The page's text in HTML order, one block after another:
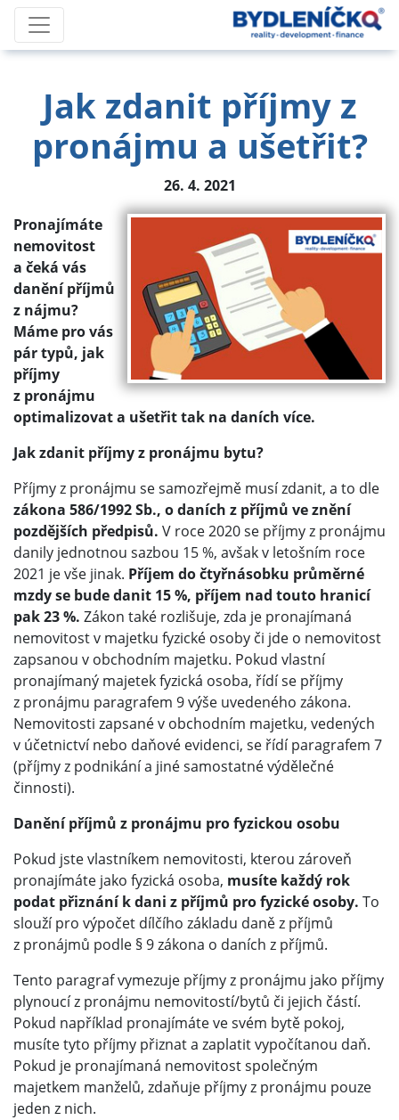
Jak zdanit příjmy z
pronájmu a ušetřit?
26. 4. 2021
Pronajímáte
nemovitost
a čeká vás
danění příjmů
z nájmu?
Máme pro vás
pár typů, jak
příjmy
z pronájmu
optimalizovat a ušetřit tak na daních více.
Jak zdanit příjmy z pronájmu bytu?
Příjmy z pronájmu se samozřejmě musí zdanit, a to dle
zákona 586/1992 Sb., o daních z příjmů ve znění
pozdějších předpisů. V roce 2020 se příjmy z pronájmu
danily jednotnou sazbou 15 %, avšak v letošním roce
2021 je vše jinak. Příjem do čtyřnásobku průměrné
mzdy se bude danit 15 %, příjem nad touto hranicí
pak 23 %. Zákon také rozlišuje, zda je pronajímaná
nemovitost v majetku fyzické osoby či jde o nemovitost
zapsanou v obchodním majetku. Pokud vlastní
pronajímaný majetek fyzická osoba, řídí se příjmy
z pronájmu paragrafem 9 výše uvedeného zákona.
Nemovitosti zapsané v obchodním majetku, vedených
v účetnictví nebo daňové evidenci, se řídí paragrafem 7
(příjmy z podnikání a jiné samostatné výdělečné
činnosti).
Danění příjmů z pronájmu pro fyzickou osobu
Pokud jste vlastníkem nemovitosti, kterou zároveň
pronajímáte jako fyzická osoba, musíte každý rok
podat přiznání k dani z příjmů pro fyzické osoby. To
slouží pro výpočet dílčího základu daně z příjmů
z pronájmů podle § 9 zákona o daních z příjmů.
Tento paragraf vymezuje příjmy z pronájmu jako příjmy
plynoucí z pronájmu nemovitostí/bytů či jejich částí.
Pokud například pronajímáte ve svém bytě pokoj,
musíte tyto příjmy přiznat a zaplatit vypočítanou daň.
Pokud je pronajímaná nemovitost společným
majetkem manželů, zdaňuje příjmy z pronájmu pouze
jeden z nich.